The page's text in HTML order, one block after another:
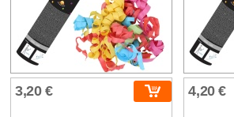
3,20 € 4,20 €